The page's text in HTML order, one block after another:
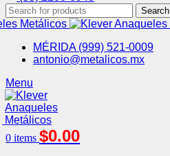
Search
MÉRIDA (999) 521-0009
antonio@metalicos.mx
Menu
0 items $0.00